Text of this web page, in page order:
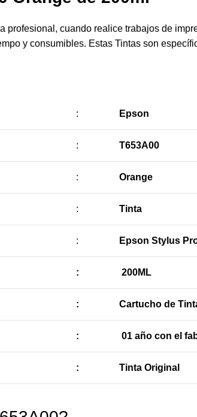
profesional, cuando realice trabajos de
y consumibles. Estas Tintas son
: Epson
: T653A00
: Orange
: Tinta
: Epson Stylus
: 200ML
: Cartucho de
: 01 año con el
: Tinta Original